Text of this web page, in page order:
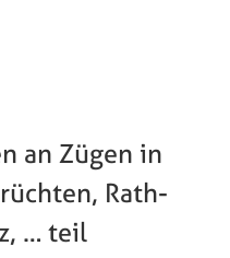
an Zügen in
Rath-
… teil